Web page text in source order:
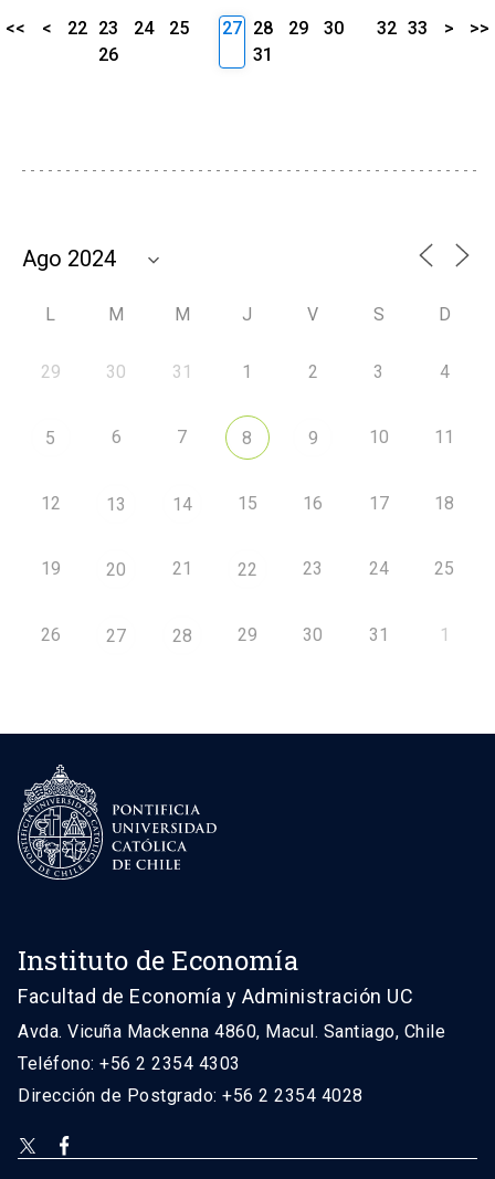
<< < 22 23 24
25
26
27 28 29
30
31
32 33 > >>
L M M J V S D
29 30 31 1 2 3 4
5 6 7 8 9 10 11
12 13 14 15 16 17 18
19 20 21 22 23 24 25
26 27 28 29 30 31 1
Instituto de Economía
Facultad de Economía y Administración UC
Avda. Vicuña Mackenna 4860, Macul. Santiago, Chile
Teléfono: +56 2 2354 4303
Dirección de Postgrado: +56 2 2354 4028